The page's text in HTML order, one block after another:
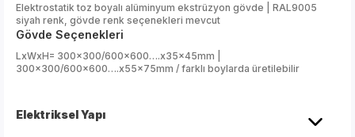
Elektrostatik toz boyalı alüminyum ekstrüzyon gövde | RAL9005
siyah renk, gövde renk seçenekleri mevcut
Gövde Seçenekleri
LxWxH= 300x300/600x600….x35x45mm |
300x300/600x600….x55x75mm / farklı boylarda üretilebilir
Elektriksel Yapı